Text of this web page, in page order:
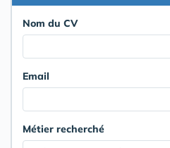
Nom du CV
Email
Métier recherché